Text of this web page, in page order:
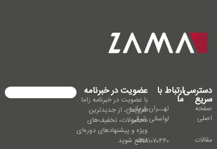
دسترسی
سریع
صفحه
اصلی
مقالات
ارتباط با
ما
تهــران،فرمانیه،
لواسانی شرقی
۰۲۱۹۱۰۷۰۴۴۰
عضویت در خبرنامه
با عضویت در خبرنامه زاما
سرویس، از جدیدترین
محصولات، تخفیف‌های
ویژه و پیشنهادهای دوره‌ای
مطلع شوید.